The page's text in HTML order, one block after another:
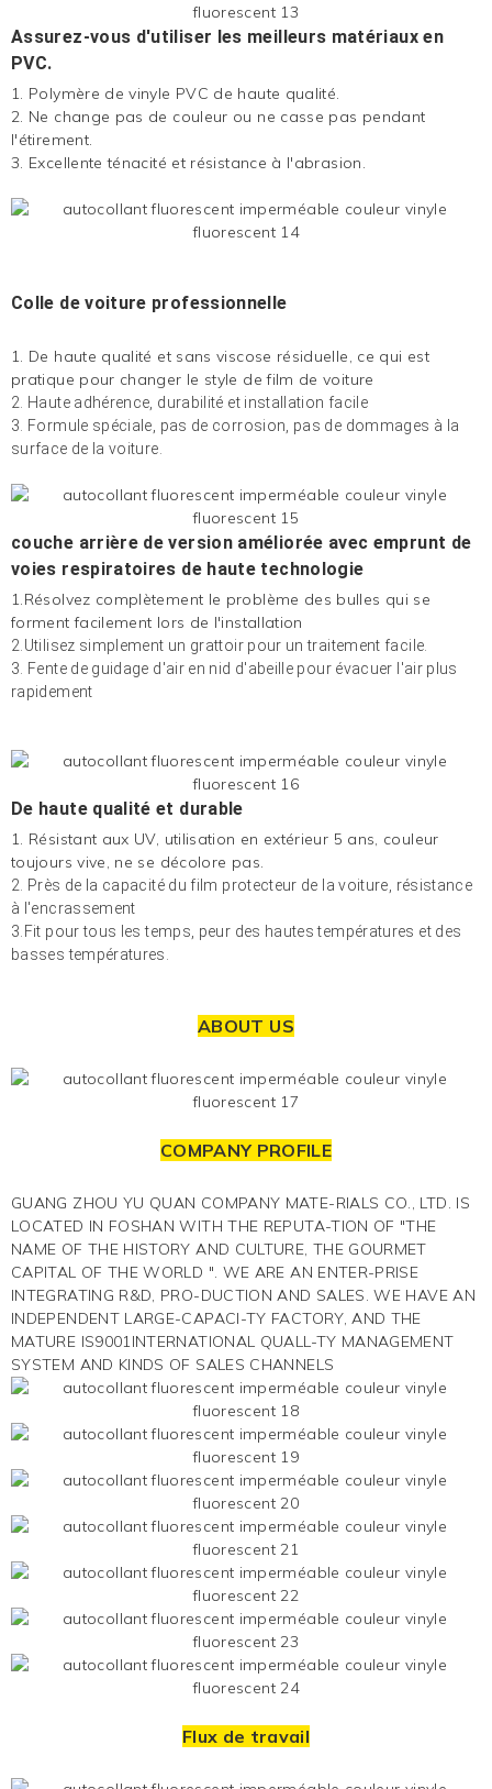
Assurez-vous d'utiliser les meilleurs matériaux en
PVC.
1. Polymère de vinyle PVC de haute qualité.
2. Ne change pas de couleur ou ne casse pas pendant
l'étirement.
3. Excellente ténacité et résistance à l'abrasion.
Colle de voiture professionnelle
1. De haute qualité et sans viscose résiduelle, ce qui est
pratique pour changer le style de film de voiture
2. Haute adhérence, durabilité et installation facile
3. Formule spéciale, pas de corrosion, pas de dommages à la
surface de la voiture.
couche arrière de version améliorée avec emprunt de
voies respiratoires de haute technologie
1.Résolvez complètement le problème des bulles qui se
forment facilement lors de l'installation
2.Utilisez simplement un grattoir pour un traitement facile.
3. Fente de guidage d'air en nid d'abeille pour évacuer l'air plus
rapidement
De haute qualité et durable
1. Résistant aux UV, utilisation en extérieur 5 ans, couleur
toujours vive, ne se décolore pas.
2. Près de la capacité du film protecteur de la voiture, résistance
à l'encrassement
3.Fit pour tous les temps, peur des hautes températures et des
basses températures.
ABOUT US
COMPANY PROFILE
GUANG ZHOU YU QUAN COMPANY MATE-RIALS CO., LTD. IS
LOCATED IN FOSHAN WITH THE REPUTA-TION OF "THE
NAME OF THE HISTORY AND CULTURE, THE GOURMET
CAPITAL OF THE WORLD ". WE ARE AN ENTER-PRISE
INTEGRATING R&D, PRO-DUCTION AND SALES. WE HAVE AN
INDEPENDENT LARGE-CAPACI-TY FACTORY, AND THE
MATURE IS9001INTERNATIONAL QUALL-TY MANAGEMENT
SYSTEM AND KINDS OF SALES CHANNELS
Flux de travail